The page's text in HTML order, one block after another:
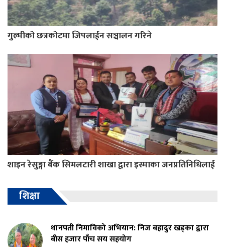
गुल्मीको छत्रकोटमा जिपलाईन सञ्चालन गरिने
शाइन रेसुङ्गा बैंक सिमलटारी शाखा द्वारा इस्माका जनप्रतिनिधिलाई
शिक्षा
थानपती निमाविको अभियान: निज बहादुर खड्का द्वारा
बीस हजार पाँच सय सहयोग